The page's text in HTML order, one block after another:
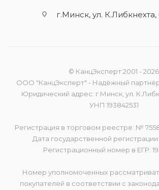
г.Минск, ул.
© КанцЭксперт 2001 - 2026
ООО "КанцЭксперт" - Надёжный
Юридический адрес: г.Минск, ул.
УНП 193842531
Регистрация в торговом реестре: №
Дата государственной регистрации:
Регистрационный номер в ЕГР:
Номер уполномоченных
покупателей в соответствии с